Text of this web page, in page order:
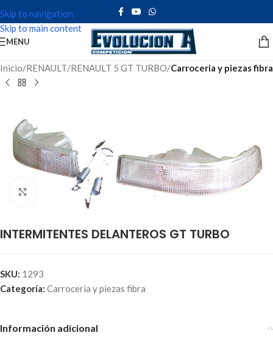
Skip to navigation
Skip to main content
MENU
Inicio RENAULT RENAULT 5 GT TURBO Carroceria y piezas fibra
Click to enlarge
INTERMITENTES DELANTEROS GT TURBO
SKU: 1293
Categoría: Carroceria y piezas fibra
Información adicional